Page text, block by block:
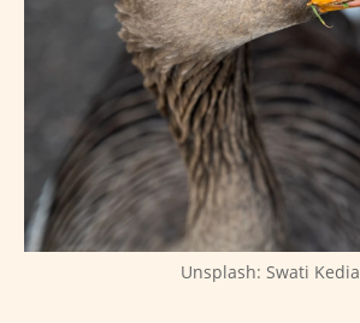
Unsplash: Swati Kedia